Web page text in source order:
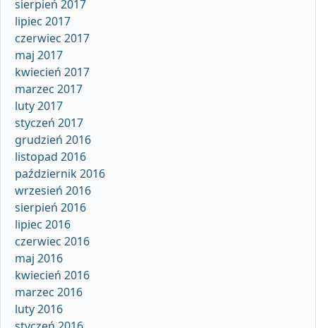
sierpień 2017
lipiec 2017
czerwiec 2017
maj 2017
kwiecień 2017
marzec 2017
luty 2017
styczeń 2017
grudzień 2016
listopad 2016
październik 2016
wrzesień 2016
sierpień 2016
lipiec 2016
czerwiec 2016
maj 2016
kwiecień 2016
marzec 2016
luty 2016